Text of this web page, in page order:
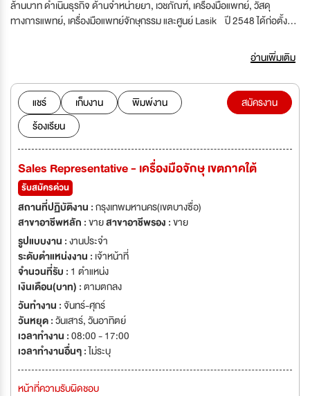
ล้านบาท ดำเนินธุรกิจ ด้านจำหน่ายยา, เวชภัณฑ์, เครื่องมือแพทย์, วัสดุ
ทางการแพทย์, เครื่องมือแพทย์จักษุกรรม และศูนย์ Lasik ปี 2548 ได้ก่อตั้ง
2554 ได้จัดตั้ง ศูนย์บริการ Lasik และปัจจุบันมีทั้งหมด 6 ศูนย์ ได้แก่
1. ศูนย์บริการ Lasik โรงพยาบาลยันฮี 2. ศูนย์บริการ
Lasik โรงพยาบาลพระรามเก้า 3. ศูนย์บริการ Lasik โรง
พยาบาลไทยนครินทร์ 4. ศูนย์บริการ Lasik โรงพยาบาล
ลาดพร้าว 5. ศูนย์บริการ Lasik โรงพยาบาลสมิติเวช ไชน่าทาวน์ 6.
ศูนย์บริการ Lasik โรงพยาบาลธรรมศาสตร์เฉลิมพระเกียรติ ปี 2562 เปิด
ศูนย์ประกอบรถพยาบาล "Rexcuer"
อ่านเพิ่มเติม
แชร์ เก็บงาน
พิมพ์งาน
ร้องเรียน
สมัครงาน
Sales Representative - เครื่องมือจักษุ เขตภาคใต้
รับสมัครด่วน
สถานที่ปฏิบัติงาน :กรุงเทพมหานคร(เขตบางซื่อ)
สาขาอาชีพหลัก :ขายสาขาอาชีพรอง :ขาย
รูปแบบงาน :งานประจำ
ระดับตำแหน่งงาน : เจ้าหน้าที่
จำนวนที่รับ : 1 ตำแหน่ง
เงินเดือน(บาท) :ตามตกลง
วันทำงาน :จันทร์-ศุกร์
วันหยุด :วันเสาร์,วันอาทิตย์
เวลาทำงาน :08:00 - 17:00
เวลาทำงานอื่นๆ :ไม่ระบุ
หน้าที่ความรับผิดชอบ